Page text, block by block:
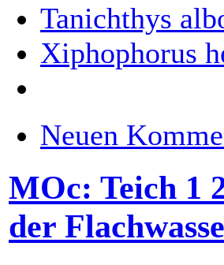
Tanichthys
Xiphophorus
Neuen
MOc: Teich 1
der